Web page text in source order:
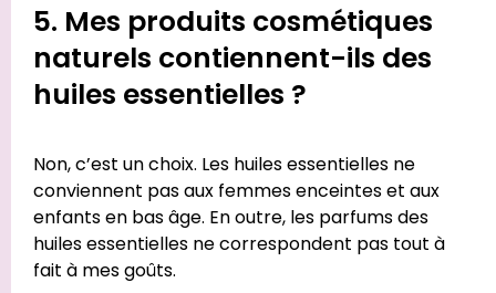
5. Mes produits cosmétiques
naturels contiennent-ils des
huiles essentielles ?
Non, c’est un choix. Les huiles essentielles ne
conviennent pas aux femmes enceintes et aux
enfants en bas âge. En outre, les parfums des
huiles essentielles ne correspondent pas tout à
fait à mes goûts.